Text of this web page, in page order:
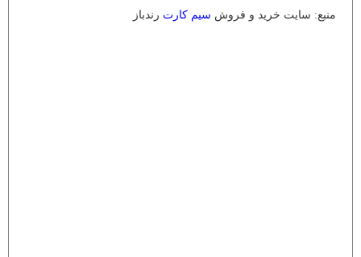
منبع: سایت خرید و فروش سیم کارت رندباز